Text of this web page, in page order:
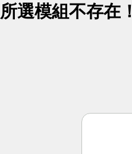
所選模組不存在！